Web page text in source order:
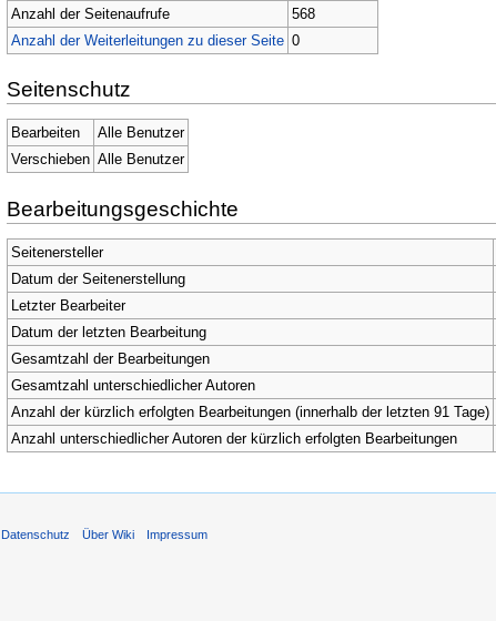
Anzahl der Seitenaufrufe
568
Anzahl der Weiterleitungen zu dieser Seite 0
Seitenschutz
Bearbeiten
Alle Benutzer
Verschieben Alle Benutzer
Bearbeitungsgeschichte
Seitenersteller
Datum der Seitenerstellung
Letzter Bearbeiter
Datum der letzten Bearbeitung
Gesamtzahl der Bearbeitungen
Gesamtzahl unterschiedlicher Autoren
Anzahl der kürzlich erfolgten Bearbeitungen (innerhalb der letzten 91 Tage)
Anzahl unterschiedlicher Autoren der kürzlich erfolgten Bearbeitungen
Datenschutz Über Wiki Impressum